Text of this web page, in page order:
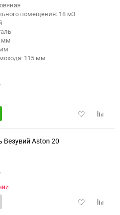
помещения: 18 м3
мм
115 мм
Добавить
Везувий Aston 20
Добавить